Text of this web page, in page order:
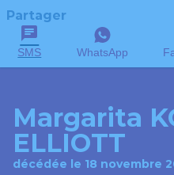
Partager
SMS WhatsApp
Margarita
ELLIOTT
décédée le 18 novembre